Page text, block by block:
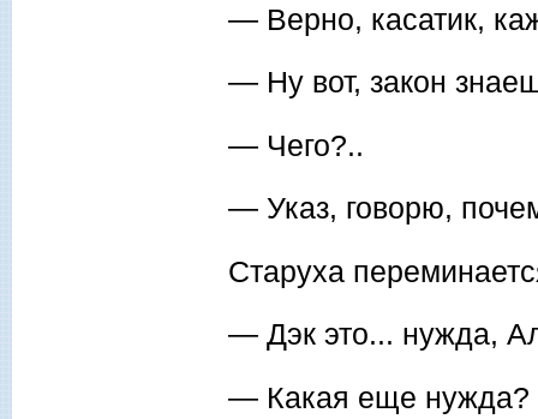
— Верно, касатик,
— Ну вот, закон
— Чего?..
— Указ, говорю,
Старуха
— Дэк это... нужда,
— Какая еще нужда?